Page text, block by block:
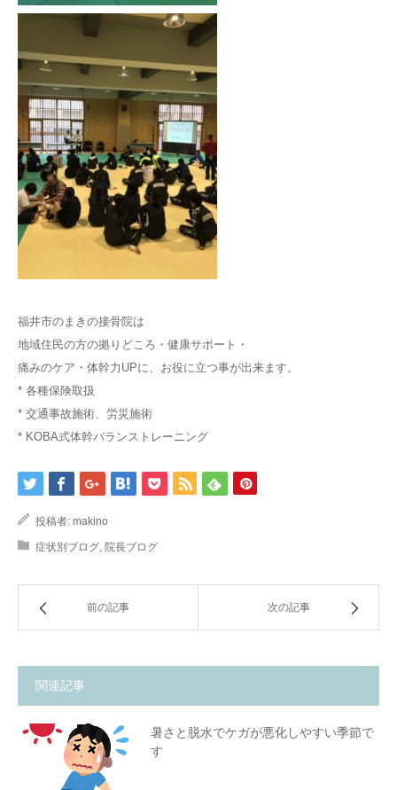
福井市のまきの接骨院は
地域住民の方の拠りどころ・健康サポート・
痛みのケア・体幹力UPに、お役に立つ事が出来ます。
* 各種保険取扱
* 交通事故施術、労災施術
* KOBA式体幹バランストレーニング
投稿者: makino
症状別ブログ 院長ブログ
前の記事 次の記事
関連記事
暑さと脱水でケガが悪化しやすい季節で
す